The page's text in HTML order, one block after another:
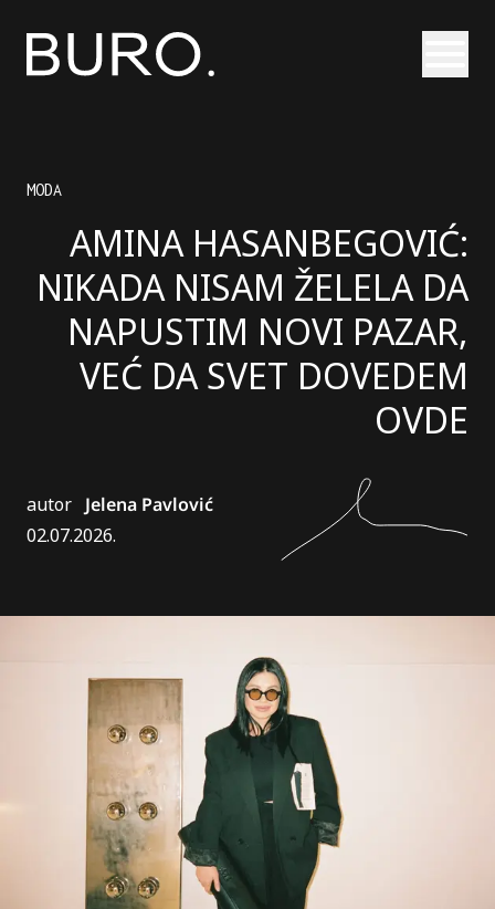
MODA
AMINA HASANBEGOVIĆ:
NIKADA NISAM ŽELELA DA
NAPUSTIM NOVI PAZAR,
VEĆ DA SVET DOVEDEM
OVDE
autor Jelena Pavlović
02.07.2026.